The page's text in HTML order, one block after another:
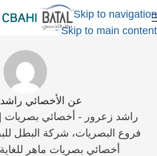
Skip to navigation
Skip to main content
عن الأخصائي
راشد زعرور - أخصائي بصريات
فروع البصريات، شركة البطل
أخصائي بصريات ماهر